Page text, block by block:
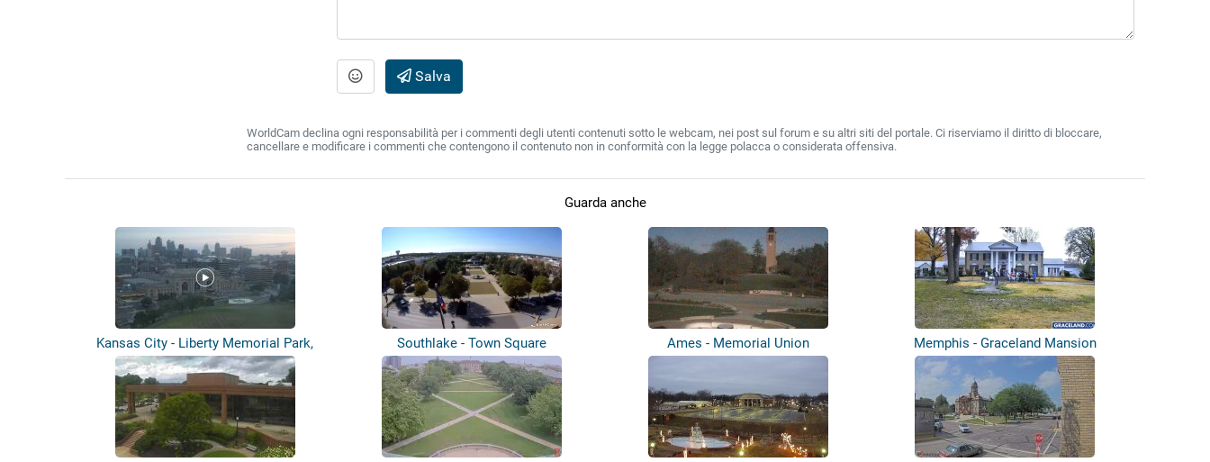
Salva
WorldCam declina ogni responsabilità per i commenti degli utenti contenuti sotto le webcam, nei post sul forum e su altri siti del portale. Ci riserviamo il diritto di bloccare,
cancellare e modificare i commenti che contengono il contenuto non in conformità con la legge polacca o considerata offensiva.
Guarda anche
Kansas City - Liberty Memorial Park,
Hen...
Southlake - Town Square Ames - Memorial Union Memphis - Graceland Mansion